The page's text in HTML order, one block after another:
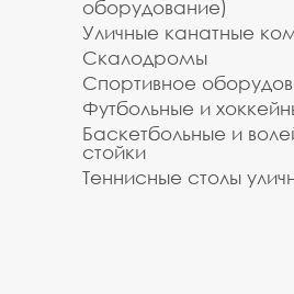
оборудование)
Уличные канатные
Скалодромы
Спортивное
Футбольные и
Баскетбольные и
стойки
Теннисные столы